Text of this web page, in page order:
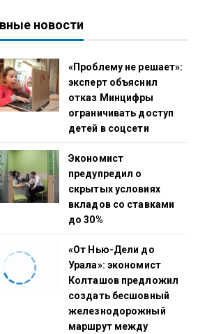
новости
«Проблему не решает»:
эксперт объяснил
отказ Минцифры
ограничивать доступ
детей в соцсети
Экономист
предупредил о
скрытых условиях
вкладов со ставками
до 30%
«От Нью-Дели до
Урала»: экономист
Колташов предложил
создать бесшовный
железнодорожный
маршрут между